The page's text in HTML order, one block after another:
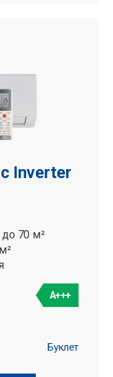
Inverter
70 м²
A+++
Буклет